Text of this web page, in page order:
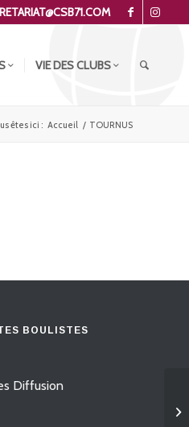
VIE DES CLUBS
êtes ici : Accueil / TOURNUS
BOULISTES
Diffusion